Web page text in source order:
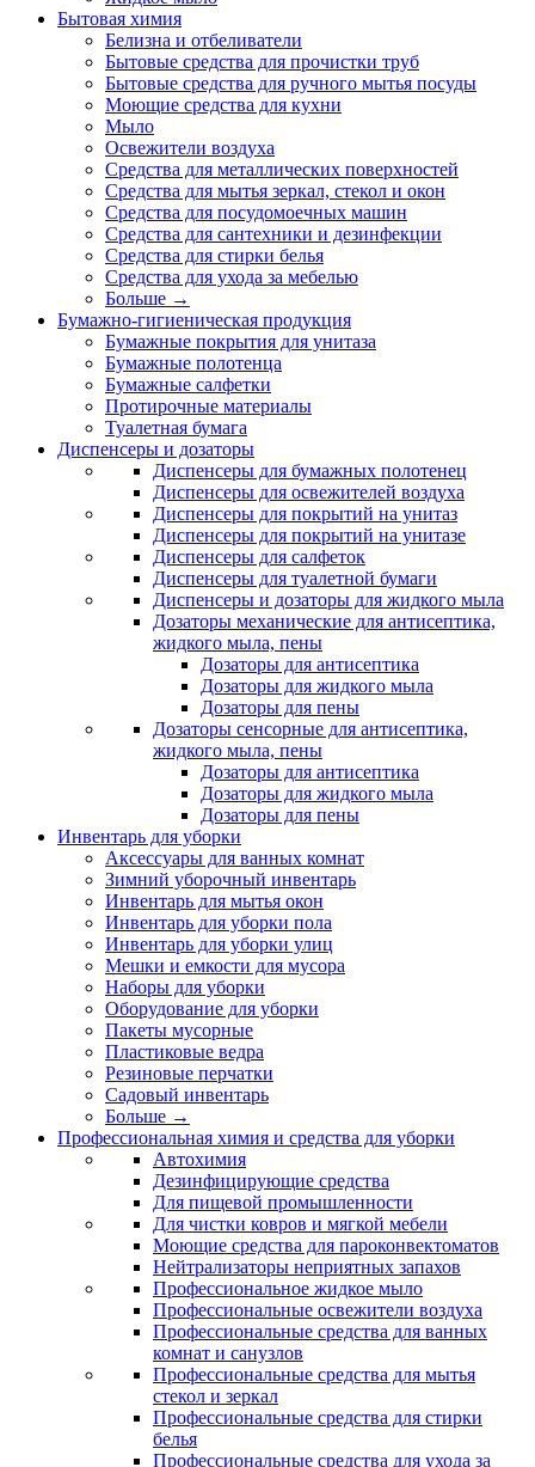
Бытовая химия
Белизна и отбеливатели
Бытовые средства для прочистки труб
Бытовые средства для ручного мытья посуды
Моющие средства для кухни
Мыло
Освежители воздуха
Средства для металлических поверхностей
Средства для мытья зеркал, стекол и окон
Средства для посудомоечных машин
Средства для сантехники и дезинфекции
Средства для стирки белья
Средства для ухода за мебелью
Больше →
Бумажно-гигиеническая продукция
Бумажные покрытия для унитаза
Бумажные полотенца
Бумажные салфетки
Протирочные материалы
Туалетная бумага
Диспенсеры и дозаторы
Диспенсеры для бумажных полотенец
Диспенсеры для освежителей воздуха
Диспенсеры для покрытий на унитаз
Диспенсеры для покрытий на унитазе
Диспенсеры для салфеток
Диспенсеры для туалетной бумаги
Диспенсеры и дозаторы для жидкого мыла
Дозаторы механические для антисептика,
жидкого мыла, пены
Дозаторы для антисептика
Дозаторы для жидкого мыла
Дозаторы для пены
Дозаторы сенсорные для антисептика,
жидкого мыла, пены
Дозаторы для антисептика
Дозаторы для жидкого мыла
Дозаторы для пены
Инвентарь для уборки
Аксессуары для ванных комнат
Зимний уборочный инвентарь
Инвентарь для мытья окон
Инвентарь для уборки пола
Инвентарь для уборки улиц
Мешки и емкости для мусора
Наборы для уборки
Оборудование для уборки
Пакеты мусорные
Пластиковые ведра
Резиновые перчатки
Садовый инвентарь
Больше →
Профессиональная химия и средства для уборки
Автохимия
Дезинфицирующие средства
Для пищевой промышленности
Для чистки ковров и мягкой мебели
Моющие средства для пароконвектоматов
Нейтрализаторы неприятных запахов
Профессиональное жидкое мыло
Профессиональные освежители воздуха
Профессиональные средства для ванных
комнат и санузлов
Профессиональные средства для мытья
стекол и зеркал
Профессиональные средства для стирки
белья
Профессиональные средства для ухода за